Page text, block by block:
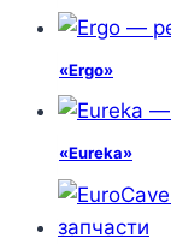
«Ergo»
«Eureka»